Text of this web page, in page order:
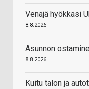
Venäjä hyökkäsi
8.8.2026
Asunnon
8.8.2026
Kuitu talon ja